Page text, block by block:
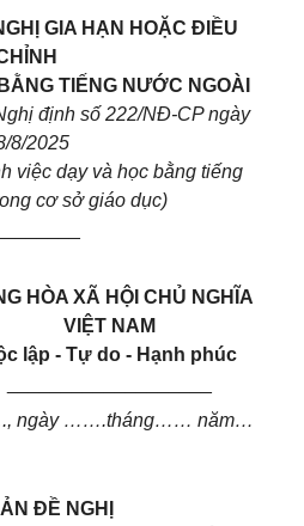
GIA HẠN HOẶC ĐIỀU
TIẾNG NƯỚC NGOÀI
định số 222/NĐ-CP ngày
8/2025
việc dạy và học bằng tiếng
cơ sở giáo dục)
HÒA XÃ HỘI CHỦ NGHĨA
VIỆT NAM
lập - Tự do - Hạnh phúc
ngày …….tháng…… năm…
ĐỀ NGHỊ